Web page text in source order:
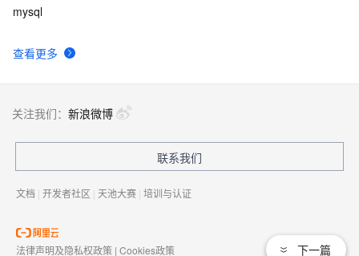
查看更多
mysql
下一篇
关注我们： 新浪微博
联系我们
文档 | 开发者社区 | 天池大赛 | 培训与认证
法律声明及隐私权政策 | Cookies政策